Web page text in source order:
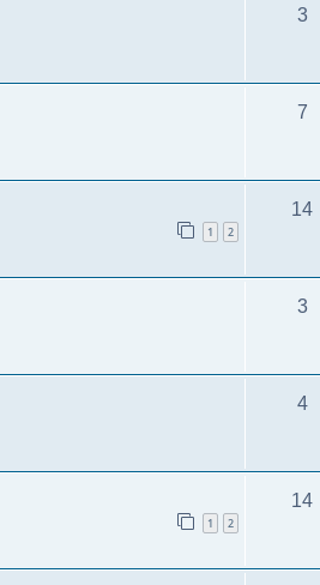
3
7
1 2
14
3
4
1 2
14